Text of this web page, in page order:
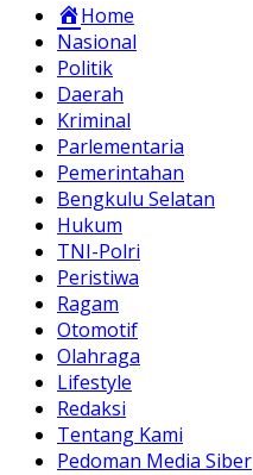
Home
Nasional
Politik
Daerah
Kriminal
Parlementaria
Pemerintahan
Bengkulu Selatan
Hukum
TNI-Polri
Peristiwa
Ragam
Otomotif
Olahraga
Lifestyle
Redaksi
Tentang Kami
Pedoman Media Siber